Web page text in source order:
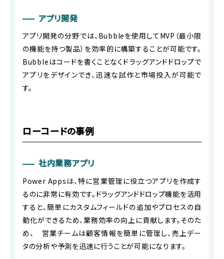
アプリ開発
アプリ開発の分野では、Bubbleを使用してMVP（最小限
の機能を持つ製品）を効率的に構築することが可能です。
Bubbleはコードを書くことなくドラッグアンドドロップで
アプリをデザインでき、迅速な試作と市場投入が可能で
す。
ローコードの事例
社内業務アプリ
Power Appsは、特に営業管理に役立つアプリを作成す
るのに非常に有効です。ドラッグアンドドロップ機能を活用
すると、簡単にカスタムフィールドの追加やプロセスの自
動化ができるため、業務効率の向上に貢献します。そのた
め、 営業チームは顧客情報を簡単に管理し、売上デー
タの分析や予測を迅速に行うことが可能になります。